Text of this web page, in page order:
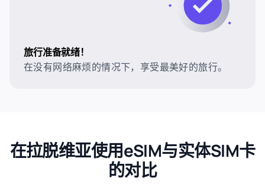
旅行准备就绪！
在没有网络麻烦的情况下，享受最美好的旅行。
在拉脱维亚使用eSIM与实体SIM卡
的对比